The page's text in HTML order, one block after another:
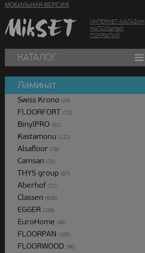
МОБИЛЬНАЯ ВЕРСИЯ
ИНТЕРНЕТ-МАГАЗИН
НАПОЛЬНЫХ
ПОКРЫТИЙ
КАТАЛОГ
Ламинат
Swiss Krono (24)
FLOORFORT (72)
BinylPRO (51)
Kastamonu (132)
Alsafloor (78)
Camsan (33)
THYS group (87)
Aberhof (72)
Classen (606)
EGGER (168)
EuroHome (45)
FLOORPAN (165)
FLOORWOOD (96)